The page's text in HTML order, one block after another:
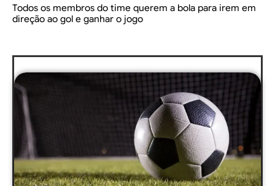
Todos os membros do time querem a bola para irem em
direção ao gol e ganhar o jogo